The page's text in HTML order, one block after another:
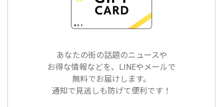
あなたの街の話題のニュースや
お得な情報などを、LINEやメールで
無料でお届けします。
通知で見逃しも防げて便利です！